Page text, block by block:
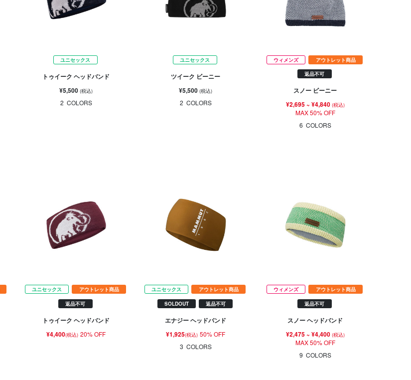
ユニセックス
トゥイーク ヘッドバンド
¥5,500(税込)
2 COLORS
ユニセックス
ツイーク ビーニー
¥5,500(税込)
2 COLORS
ウィメンズ アウトレット商品
返品不可
スノー ビーニー
¥2,695~ ¥4,840 (税込)
MAX 50% OFF
6 COLORS
ユニセックス アウトレット商品
返品不可
トゥイーク ヘッドバンド
¥4,400(税込) 20% OFF
ユニセックス アウトレット商品
SOLDOUT 返品不可
エナジー ヘッドバンド
¥1,925(税込) 50% OFF
3 COLORS
ウィメンズ アウトレット商品
返品不可
スノー ヘッドバンド
¥2,475~ ¥4,400 (税込)
MAX 50% OFF
9 COLORS